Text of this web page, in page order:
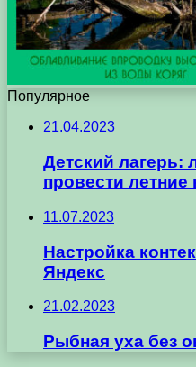
Популярное
21.04.2023
Детский лагерь:
провести летние
11.07.2023
Настройка
Яндекс
21.02.2023
Рыбная уха без